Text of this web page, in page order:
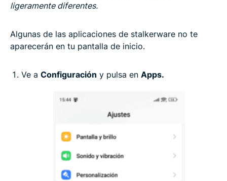
ligeramente diferentes.
Algunas de las aplicaciones de stalkerware no te
aparecerán en tu pantalla de inicio.
Ve a Configuración y pulsa en Apps.